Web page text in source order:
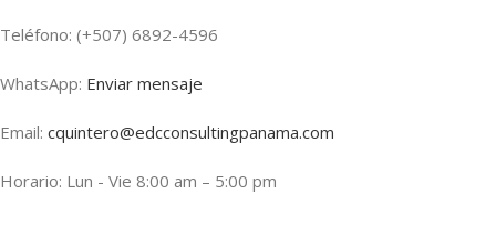
Teléfono: (+507) 6892-4596
WhatsApp: Enviar mensaje
Email: cquintero@edcconsultingpanama.com
Horario: Lun - Vie 8:00 am – 5:00 pm